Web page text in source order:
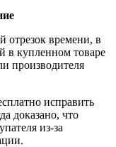
отрезок времени, в
в купленном товаре
производителя
исправить
доказано, что
из-за